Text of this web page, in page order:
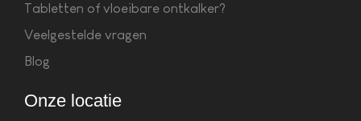
Tabletten of vloeibare ontkalker?
Veelgestelde vragen
Blog
Onze locatie